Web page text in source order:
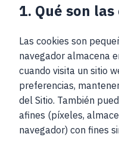
1. Qué son
Las cookies son
navegador almacena
cuando visita un sitio
preferencias,
del Sitio. También
afines (píxeles,
navegador) con fines